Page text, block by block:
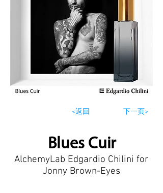
<返回 下一页>
Blues Cuir
AlchemyLab Edgardio Chilini for
Jonny Brown-Eyes